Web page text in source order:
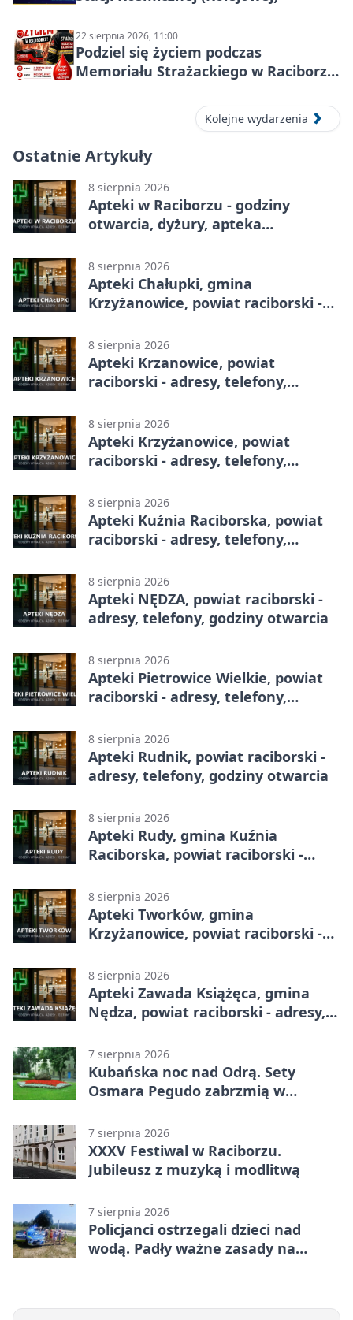
22 sierpnia 2026, 11:00
Podziel się życiem podczas
Memoriału Strażackiego w Raciborzu
Kolejne wydarzenia
Ostatnie Artykuły
8 sierpnia 2026
Apteki w Raciborzu - godziny
otwarcia, dyżury, apteka
8 sierpnia 2026
Apteki Chałupki, gmina
Krzyżanowice, powiat raciborski -
8 sierpnia 2026
Apteki Krzanowice, powiat
raciborski - adresy, telefony,
8 sierpnia 2026
Apteki Krzyżanowice, powiat
raciborski - adresy, telefony,
8 sierpnia 2026
Apteki Kuźnia Raciborska, powiat
raciborski - adresy, telefony,
8 sierpnia 2026
Apteki NĘDZA, powiat raciborski -
adresy, telefony, godziny otwarcia
8 sierpnia 2026
Apteki Pietrowice Wielkie, powiat
raciborski - adresy, telefony,
8 sierpnia 2026
Apteki Rudnik, powiat raciborski -
adresy, telefony, godziny otwarcia
8 sierpnia 2026
Apteki Rudy, gmina Kuźnia
Raciborska, powiat raciborski -
8 sierpnia 2026
Apteki Tworków, gmina
Krzyżanowice, powiat raciborski -
8 sierpnia 2026
Apteki Zawada Książęca, gmina
Nędza, powiat raciborski - adresy,
7 sierpnia 2026
Kubańska noc nad Odrą. Sety
Osmara Pegudo zabrzmią w
7 sierpnia 2026
XXXV Festiwal w Raciborzu.
Jubileusz z muzyką i modlitwą
7 sierpnia 2026
Policjanci ostrzegali dzieci nad
wodą. Padły ważne zasady na